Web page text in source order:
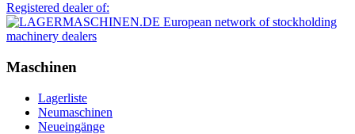
Registered dealer of:
Maschinen
Lagerliste
Neumaschinen
Neueingänge